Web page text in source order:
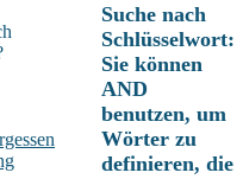
Suche nach
Schlüsselwort:
Sie können
AND
benutzen, um
Wörter zu
definieren, die